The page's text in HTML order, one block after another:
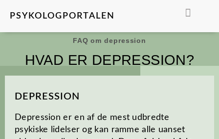
PSYKOLOGPORTALEN
FAQ om depression
HVAD ER DEPRESSION?
DEPRESSION
Depression er en af de mest udbredte
psykiske lidelser og kan ramme alle uanset